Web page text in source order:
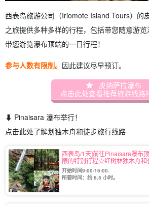
西表岛旅游公司（Iriomote Island Tours）的
之旅提供多种多样的行程，包括带您随意游
带您游览瀑布顶端的一日行程！
参与人数有限制。 因此建议尽早预订。
皮纳萨拉瀑布
点击此处查看推荐旅游线路
⬇︎ Pinaisara 瀑布举行！
点击此处了解划独木舟和徒步旅行线路
西表岛/1天]前往Pinaisara瀑布
限的特别行程☆红树林独木舟和
端眺望的景色一定会令人印象深
开始时间9:00-16:00.
所要时间：约 6.5 小时。